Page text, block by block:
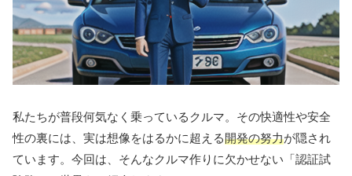
私たちが普段何気なく乗っているクルマ。その快適性や安全
性の裏には、実は想像をはるかに超える開発の努力が隠され
ています。今回は、そんなクルマ作りに欠かせない「認証試